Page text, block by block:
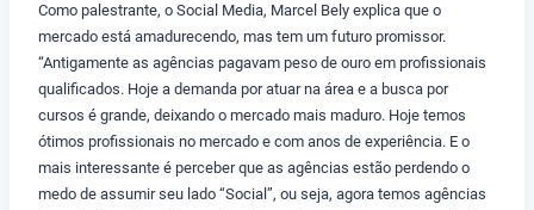
Como palestrante, o Social Media, Marcel Bely explica que o
mercado está amadurecendo, mas tem um futuro promissor.
“Antigamente as agências pagavam peso de ouro em profissionais
qualificados. Hoje a demanda por atuar na área e a busca por
cursos é grande, deixando o mercado mais maduro. Hoje temos
ótimos profissionais no mercado e com anos de experiência. E o
mais interessante é perceber que as agências estão perdendo o
medo de assumir seu lado “Social”, ou seja, agora temos agências